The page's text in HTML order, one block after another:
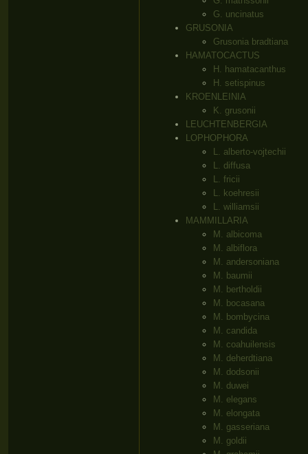
G. uncinatus
GRUSONIA
Grusonia bradtiana
HAMATOCACTUS
H. hamatacanthus
H. setispinus
KROENLEINIA
K. grusonii
LEUCHTENBERGIA
LOPHOPHORA
L. alberto-vojtechii
L. diffusa
L. fricii
L. koehresii
L. williamsii
MAMMILLARIA
M. albicoma
M. albiflora
M. andersoniana
M. baumii
M. bertholdii
M. bocasana
M. bombycina
M. candida
M. coahuilensis
M. deherdtiana
M. dodsonii
M. duwei
M. elegans
M. elongata
M. gasseriana
M. goldii